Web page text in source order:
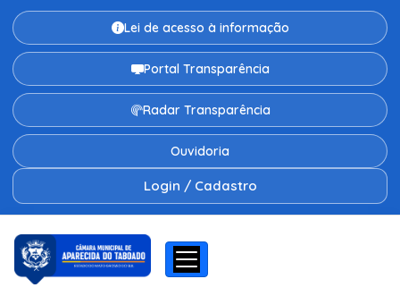
Lei de acesso à informação
Portal Transparência
Radar Transparência
Ouvidoria
Login / Cadastro